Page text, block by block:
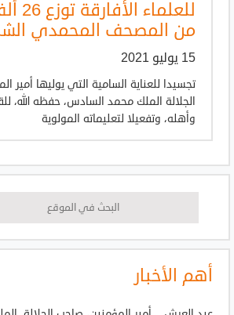
من المصحف المحمدي
15 يوليو 2021
تجسيدا للعناية السامية التي يوليها أمير
الجلالة الملك محمد السادس، حفظه الله،
وأهله، وتفعيلا لتعليماته المولوية
أهم الأخبار